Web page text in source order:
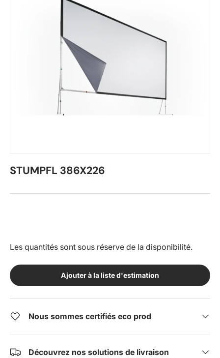
STUMPFL 386X226
Les quantités sont sous réserve de la disponibilité.
Ajouter à la liste d'estimation
Nous sommes certifiés eco prod
Découvrez nos solutions de livraison